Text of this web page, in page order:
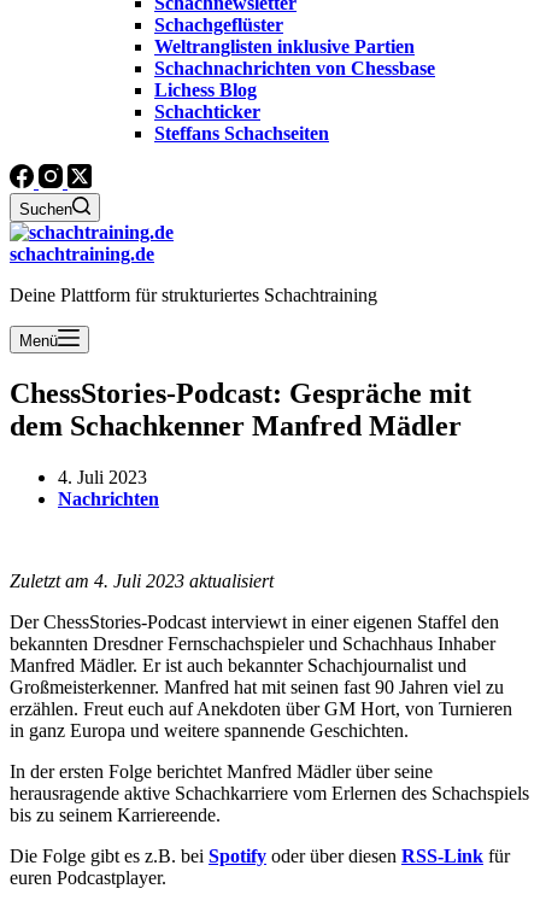
Schachgeflüster
Weltranglisten inklusive Partien
Schachnachrichten von Chessbase
Lichess Blog
Schachticker
Steffans Schachseiten
Suchen
schachtraining.de
Deine Plattform für strukturiertes Schachtraining
Menü
ChessStories-Podcast: Gespräche mit
dem Schachkenner Manfred Mädler
4. Juli 2023
Nachrichten
Zuletzt am 4. Juli 2023 aktualisiert
Der ChessStories-Podcast interviewt in einer eigenen Staffel den
bekannten Dresdner Fernschachspieler und Schachhaus Inhaber
Manfred Mädler. Er ist auch bekannter Schachjournalist und
Großmeisterkenner. Manfred hat mit seinen fast 90 Jahren viel zu
erzählen. Freut euch auf Anekdoten über GM Hort, von Turnieren
in ganz Europa und weitere spannende Geschichten.
In der ersten Folge berichtet Manfred Mädler über seine
herausragende aktive Schachkarriere vom Erlernen des Schachspiels
bis zu seinem Karriereende.
Die Folge gibt es z.B. bei Spotify oder über diesen RSS-Link für
euren Podcastplayer.